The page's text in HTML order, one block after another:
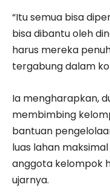
“Itu semua bisa
bisa dibantu oleh
harus mereka
tergabung dalam
Ia mengharapkan,
membimbing
bantuan
luas lahan
anggota kelompok
ujarnya.